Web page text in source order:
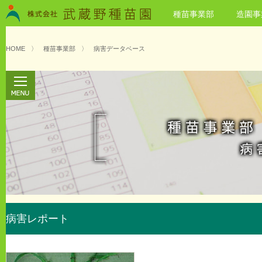
種苗事業部 造園
HOME 〉 種苗事業部 〉 病害データベース
病害レポート